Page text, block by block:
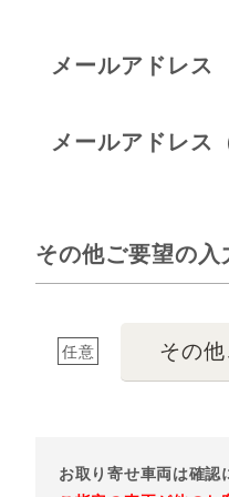
メールアドレス
メールアドレス
その他ご要望の入
任意 その
お取り寄せ車両は確認